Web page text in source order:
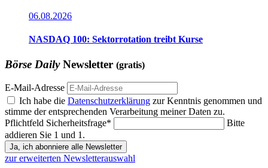
06.08.2026
NASDAQ 100: Sektorrotation treibt Kurse
Börse DailyNewsletter (gratis)
E-Mail-Adresse
Ich habe die Datenschutzerklärung zur Kenntnis genommen und
stimme der entsprechenden Verarbeitung meiner Daten zu.
Pflichtfeld Sicherheitsfrage*
Bitte
addieren Sie 1 und 1.
Ja, ich abonniere alle Newsletter
zur erweiterten Newsletterauswahl